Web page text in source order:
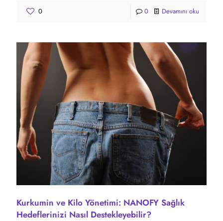
0 0 Devamını oku
Kurkumin ve Kilo Yönetimi: NANOFY Sağlık
Hedeflerinizi Nasıl Destekleyebilir?